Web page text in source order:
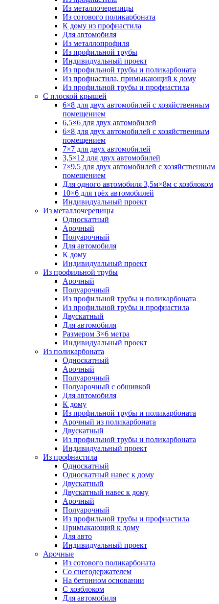
Из металлочерепицы
Из сотового поликарбоната
К дому из профнастила
Для автомобиля
Из металлопрофиля
Из профильной трубы
Индивидуальный проект
Из профильной трубы и поликарбоната
Из профнастила, примыкающий к дому
Из профильной трубы и профнастила
С плоской крышей
6×8 для двух автомобилей с хозяйственным
помещением
6,5×6 для двух автомобилей
6×8 для двух автомобилей с хозяйственным
помещением
7×7 для двух автомобилей
3,5×12 для двух автомобилей
7×9,5 для двух автомобилей с хозяйственным
помещением
Для одного автомобиля 3,5м×8м с хозблоком
10×6 для трёх автомобилей
Индивидуальный проект
Из металлочерепицы
Односкатный
Арочный
Полуарочный
Для автомобиля
К дому
Индивидуальный проект
Из профильной трубы
Арочный
Полуарочный
Из профильной трубы и поликарбоната
Из профильной трубы и профнастила
Двускатный
Для автомобиля
Размером 3×6 метра
Индивидуальный проект
Из поликарбоната
Односкатный
Арочный
Полуарочный
Полуарочный с обшивкой
Для автомобиля
К дому
Из профильной трубы и поликарбоната
Арочный из поликарбоната
Двускатный
Из профильной трубы и поликарбоната
Индивидуальный проект
Из профнастила
Односкатный
Односкатный навес к дому
Двускатный
Двускатный навес к дому
Арочный
Полуарочный
Из профильной трубы и профнастила
Примыкающий к дому
Для авто
Индивидуальный проект
Арочные
Из сотового поликарбоната
Со снегодержателем
На бетонном основании
С хозблоком
Для автомобиля